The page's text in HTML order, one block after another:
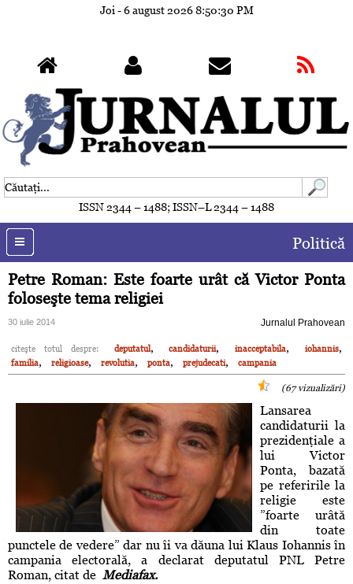
Joi - 6 august 20268:50:33 PM
ISSN 2344 – 1488; ISSN–L 2344 – 1488
Politică
Petre Roman: Este foarte urât că Victor Ponta
foloseşte tema religiei
30 iulie 2014 Jurnalul Prahovean
citeşte totul despre: deputatul, candidaturii, inacceptabila, iohannis,
familia, religioase, revolutia, ponta, prejudecati, campania
(67 vizualizări)
Lansarea
candidaturii la
prezidenţiale a
lui Victor
Ponta, bazată
pe referirile la
religie este
”foarte urâtă
din toate
punctele de vedere” dar nu îi va dăuna lui Klaus Iohannis în
campania electorală, a declarat deputatul PNL Petre
Roman, citat de Mediafax.